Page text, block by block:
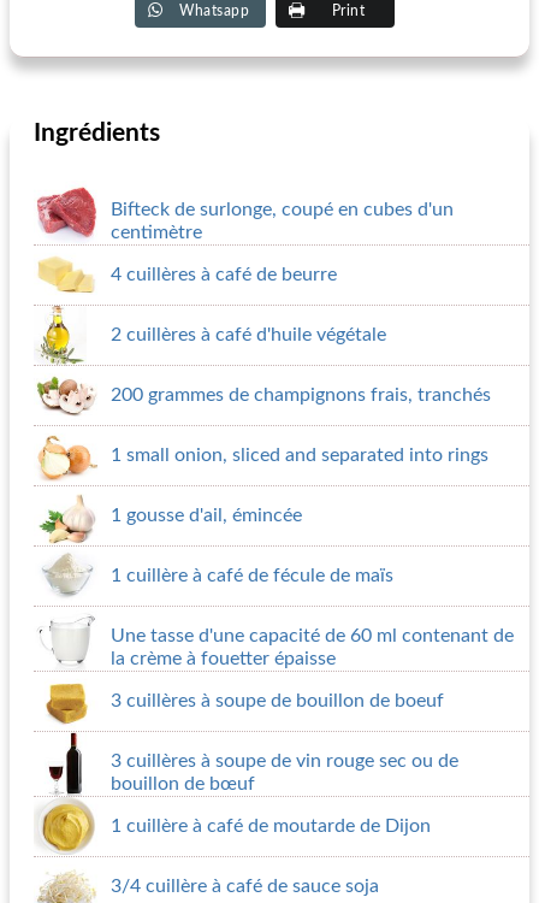
Whatsapp Print
Ingrédients
Bifteck de surlonge, coupé en cubes d'un
centimètre
4 cuillères à café de beurre
2 cuillères à café d'huile végétale
200 grammes de champignons frais, tranchés
1 small onion, sliced and separated into rings
1 gousse d'ail, émincée
1 cuillère à café de fécule de maïs
Une tasse d'une capacité de 60 ml contenant de
la crème à fouetter épaisse
3 cuillères à soupe de bouillon de boeuf
3 cuillères à soupe de vin rouge sec ou de
bouillon de bœuf
1 cuillère à café de moutarde de Dijon
3/4 cuillère à café de sauce soja